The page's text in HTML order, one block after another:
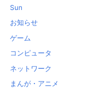
Sun
お知らせ
ゲーム
コンピュータ
ネットワーク
まんが・アニメ